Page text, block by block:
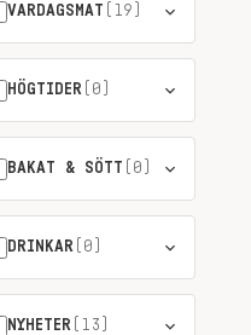
VARDAGSMAT (19)
HÖGTIDER (0)
BAKAT & SÖTT (0)
DRINKAR (0)
NYHETER (13)